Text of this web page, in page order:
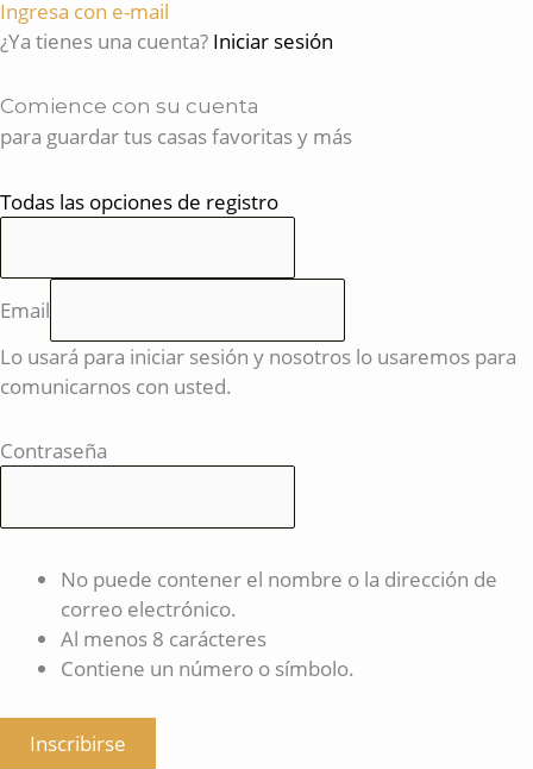
Ingresa con e-mail
¿Ya tienes una cuenta? Iniciar sesión
Comience con su cuenta
para guardar tus casas favoritas y más
Todas las opciones de registro
Email
Lo usará para iniciar sesión y nosotros lo usaremos para
comunicarnos con usted.
Contraseña
No puede contener el nombre o la dirección de
correo electrónico.
Al menos 8 carácteres
Contiene un número o símbolo.
Inscribirse